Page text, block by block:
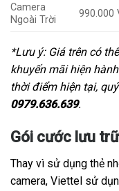
Camera
Ngoài Trời
990.000
*Lưu ý: Giá trên có
khuyến mãi hiện
thời điểm hiện tại,
0979.636.639.
Gói cước lưu
Thay vì sử dụng thẻ
camera, Viettel sử